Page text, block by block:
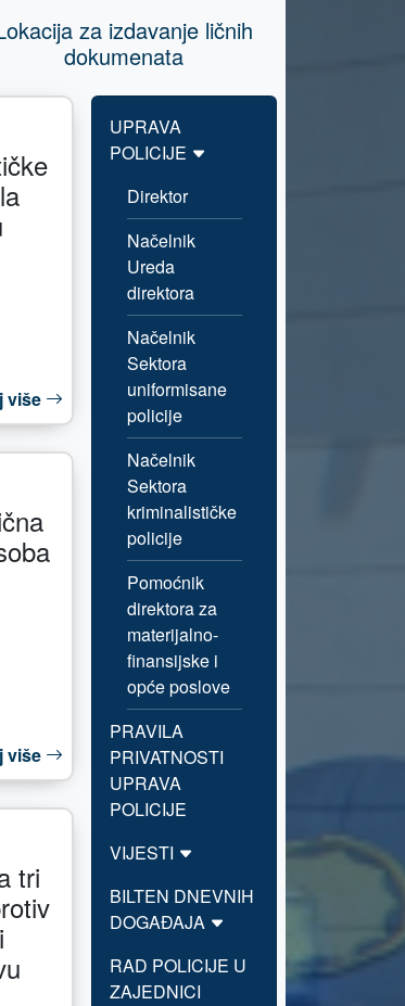
za izdavanje ličnih
dokumenata
više
više
tri
UPRAVA
POLICIJE
Direktor
Načelnik
Ureda
direktora
Načelnik
Sektora
uniformisane
policije
Načelnik
Sektora
kriminalističke
policije
Pomoćnik
direktora za
materijalno-
finansijske i
opće poslove
PRAVILA
PRIVATNOSTI
UPRAVA
POLICIJE
VIJESTI
BILTEN DNEVNIH
DOGAĐAJA
RAD POLICIJE U
ZAJEDNICI